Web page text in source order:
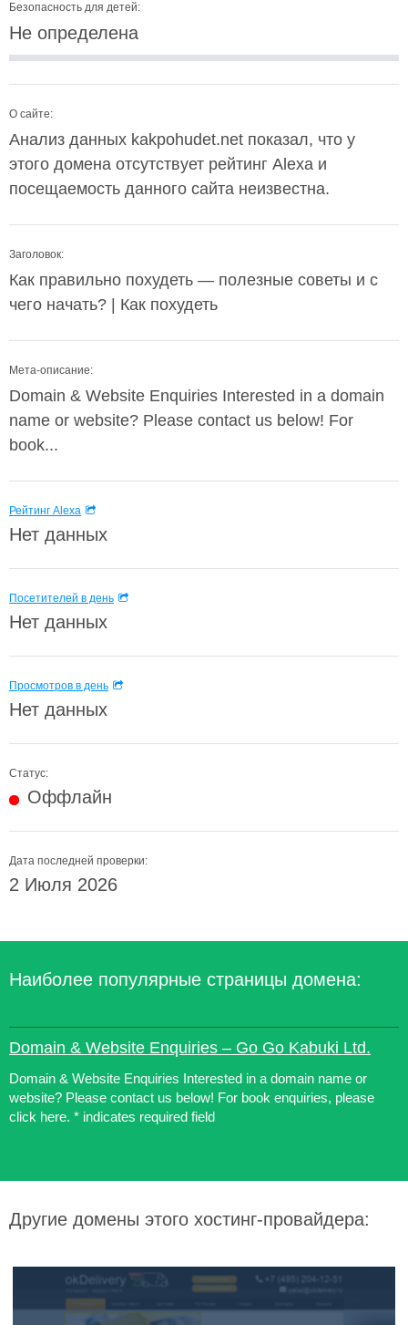
Безопасность для детей:
Не определена
О сайте:
Анализ данных kakpohudet.net показал, что у
этого домена отсутствует рейтинг Alexa и
посещаемость данного сайта неизвестна.
Заголовок:
Как правильно похудеть — полезные советы и с
чего начать? | Как похудеть
Мета-описание:
Domain & Website Enquiries Interested in a domain
name or website? Please contact us below! For
book...
Рейтинг Alexa
Нет данных
Посетителей в день
Нет данных
Просмотров в день
Нет данных
Статус:
Оффлайн
Дата последней проверки:
2 Июля 2026
Наиболее популярные страницы домена:
Domain & Website Enquiries – Go Go Kabuki Ltd.
Domain & Website Enquiries Interested in a domain name or
website? Please contact us below! For book enquiries, please
click here. * indicates required field
Другие домены этого хостинг-провайдера: